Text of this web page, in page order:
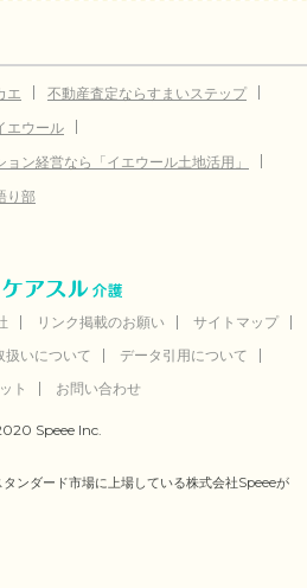
エ
不動産査定ならすまいステップ
エウール
ン経営なら「イエウール土地活用」
り部
リンク掲載のお願い
サイトマップ
扱いについて
データ引用について
ト
お問い合わせ
Speee Inc.
ンダード市場に上場している株式会社Speeeが